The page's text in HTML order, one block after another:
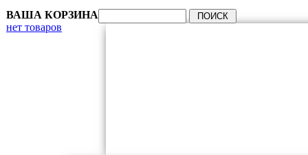
ВАША КОРЗИНА
нет товаров